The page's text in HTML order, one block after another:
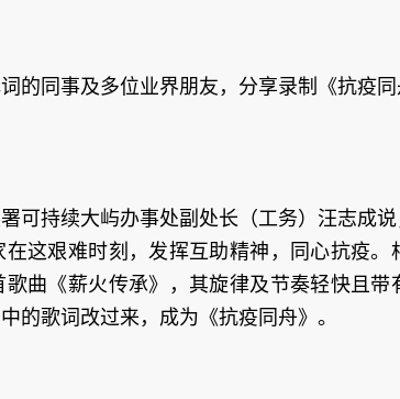
的同事及多位业界朋友，分享录制《抗疫同
可持续大屿办事处副处长（工务）汪志成
这艰难时刻，发挥互助精神，同心抗疫。
曲《薪火传承》，其旋律及节奏轻快且
的歌词改过来，成为《抗疫同舟》。